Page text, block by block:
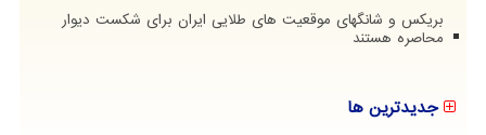
بریکس و شانگهای موقعیت های طلایی ایران برای شکست دیوار
محاصره هستند
جدیدترین ها